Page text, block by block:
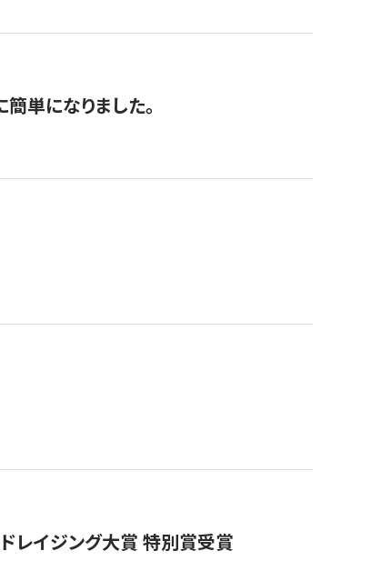
単になりました。
レイジング大賞 特別賞受賞